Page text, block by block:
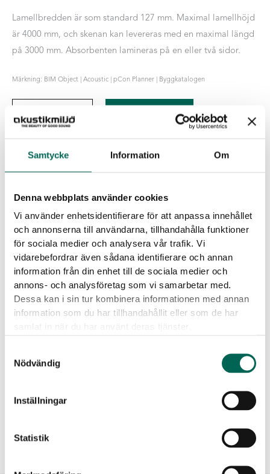
Samtycke Information Om
Denna webbplats använder cookies
Vi använder enhetsidentifierare för att anpassa innehållet
och annonserna till användarna, tillhandahålla funktioner
för sociala medier och analysera vår trafik. Vi
vidarebefordrar även sådana identifierare och annan
information från din enhet till de sociala medier och
annons- och analysföretag som vi samarbetar med.
Dessa kan i sin tur kombinera informationen med annan
information som du har tillhandahållit eller som de har
samlat in när du har använt deras tjänster.
Nödvändig
Inställningar
Statistik
Lamellbredden är som standard 127 mm. Maximal lamellhöjd
är 4000 mm, och skenan kan levereras med en maximal längd
på 3000 mm. Absorbenten lamineras på en eller två sidor.
Märkning: BIM Object | Acoustic | pCon Planner | Byggkatalogen
Vertikal
mängd
LÄGG I LISTAN
Egenskaper för EcoSund
Inga emissioner: EcoSUND är helt fri från lim/bindmedel.
som kliar eller irriterar.
Material: EcoSUND är tillverkad av återvunnen PET.
Nedladdningsbara filer